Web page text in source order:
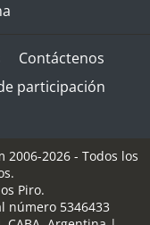
Contáctenos
participación
2006-2026 - Todos los
Piro.
número 5346433